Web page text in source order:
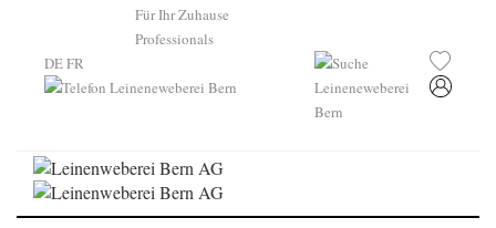
Für Ihr Zuhause
Professionals
DEFR